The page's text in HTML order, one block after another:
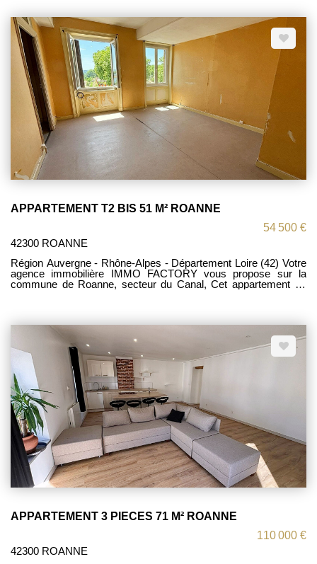
Loire. Cave en sous-sol. Chauffage individuel au gaz de ville,
menuiseries PVC double vitrage. Travaux intérieurs à prévoir :
idéal déficit foncier.
APPARTEMENT T2 BIS 51 M² ROANNE
54 500 €
42300 ROANNE
Région Auvergne - Rhône-Alpes - Département Loire (42) Votre
agence immobilière IMMO FACTORY vous propose sur la
commune de Roanne, secteur du Canal, Cet appartement de
menuiseries PVC double vitrage. Travaux intérieurs à prévoir :
idéal déficit foncier.
APPARTEMENT 3 PIECES 71 M² ROANNE
110 000 €
42300 ROANNE